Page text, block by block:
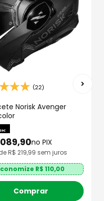
(22)
Norisk Avenger
089,90no PIX
R$ 219,99 sem juros
R$110,00
Comprar